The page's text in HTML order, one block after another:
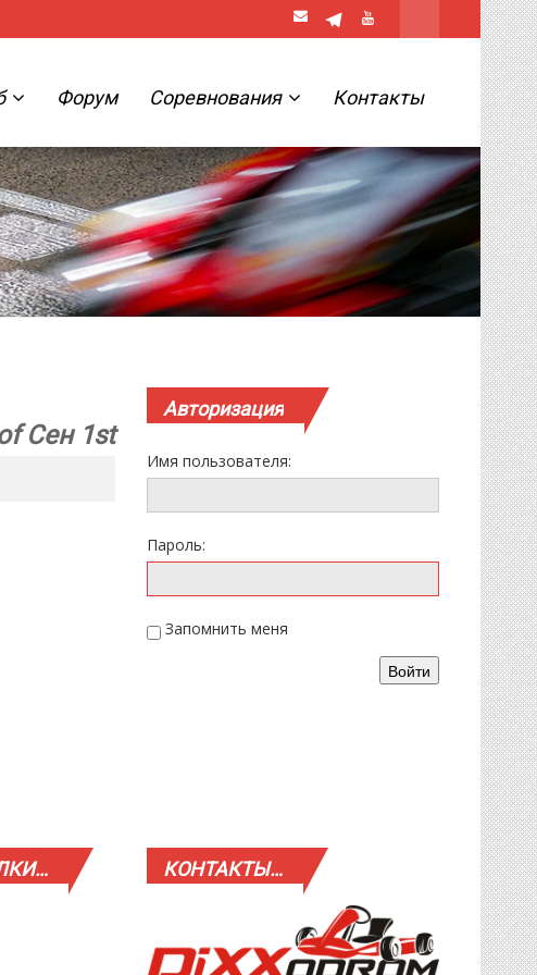
Форум Соревнования Контакты
Сен 1st
Авторизация
Имя пользователя:
Пароль:
Запомнить меня
Войти
КОНТАКТЫ…